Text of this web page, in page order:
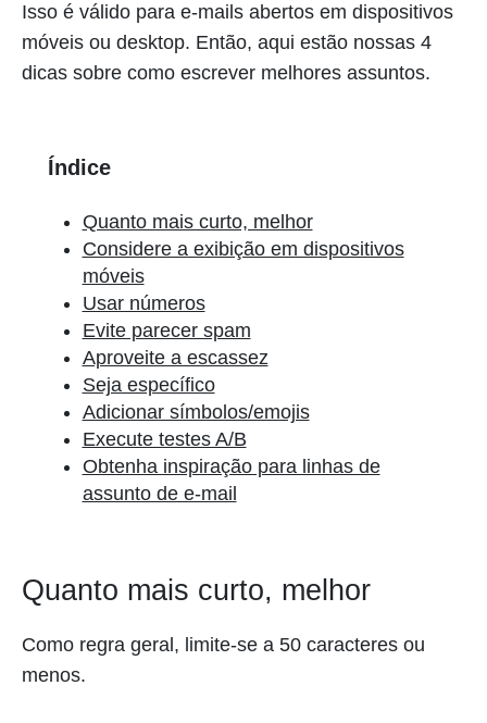
Isso é válido para e-mails abertos em dispositivos
móveis ou desktop. Então, aqui estão nossas 4
dicas sobre como escrever melhores assuntos.
Índice
Quanto mais curto, melhor
Considere a exibição em dispositivos
móveis
Usar números
Evite parecer spam
Aproveite a escassez
Seja específico
Adicionar símbolos/emojis
Execute testes A/B
Obtenha inspiração para linhas de
assunto de e-mail
Quanto mais curto, melhor
Como regra geral, limite-se a 50 caracteres ou
menos.